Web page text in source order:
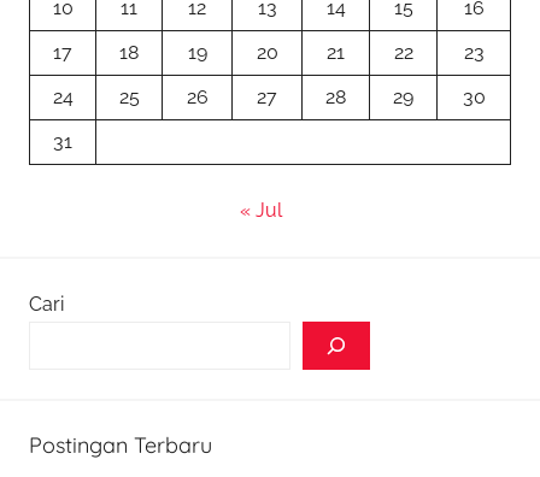
10
11 12 13 14 15
16
17
18 19 20 21 22
23
24
25 26 27 28 29
30
31
« Jul
Cari
Postingan Terbaru